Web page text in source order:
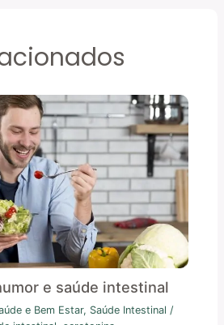
e saúde intestinal
e Bem Estar, Saúde Intestinal /